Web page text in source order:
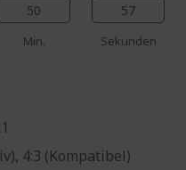
50
Min.
56
Sekunden
4:3 (Kompatibel)